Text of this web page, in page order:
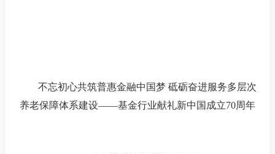
不忘初心共筑普惠金融中国梦 砥砺奋进服务多层次
养老保障体系建设——基金行业献礼新中国成立70周年